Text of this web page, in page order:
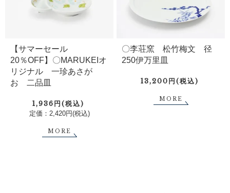
【サマーセール
20％OFF】〇MARUKEIオ
リジナル 一珍あさが
お 二品皿
1,936円(税込)
定価：2,420円(税込)
MORE
〇李荘窯 松竹梅文 径
250伊万里皿
13,200円(税込)
MORE